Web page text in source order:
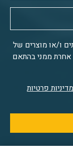
ו/או מוצרים של
אחרת ממני בהתאם
מדיניות פרטיות